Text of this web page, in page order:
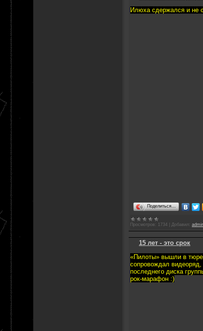
Илюха сдержался и не
Поделиться…
Просмотров: 1734 Добавил:
15 лет - это срок
«Пилоты» вышли в
сопровождал
последнего диска
рок-марафон :)